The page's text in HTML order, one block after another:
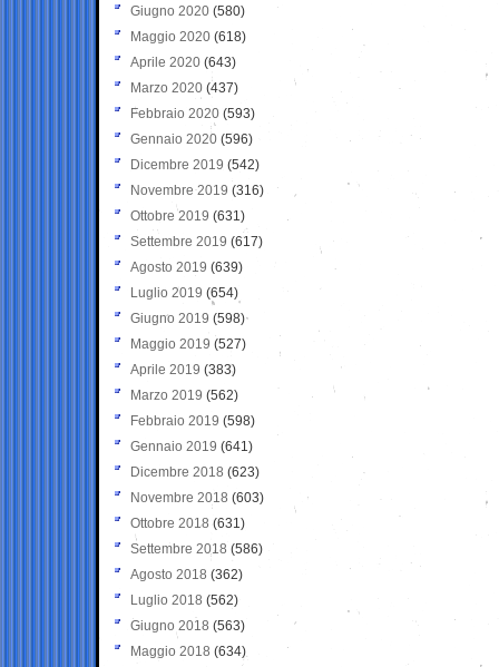
Giugno 2020 (580)
Maggio 2020 (618)
Aprile 2020 (643)
Marzo 2020 (437)
Febbraio 2020 (593)
Gennaio 2020 (596)
Dicembre 2019 (542)
Novembre 2019 (316)
Ottobre 2019 (631)
Settembre 2019 (617)
Agosto 2019 (639)
Luglio 2019 (654)
Giugno 2019 (598)
Maggio 2019 (527)
Aprile 2019 (383)
Marzo 2019 (562)
Febbraio 2019 (598)
Gennaio 2019 (641)
Dicembre 2018 (623)
Novembre 2018 (603)
Ottobre 2018 (631)
Settembre 2018 (586)
Agosto 2018 (362)
Luglio 2018 (562)
Giugno 2018 (563)
Maggio 2018 (634)